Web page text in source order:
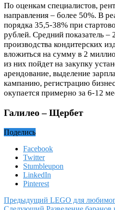
По оценкам специалистов,
направления – более 50%. В
порядка 35,5-38% при
рублей. Средний показатель –
производства кондитерских
вложиться на сумму в 2
из них пойдет на закупку
арендование, выделение
кампанию, регистрацию
окупается примерно за 6-12
Галилео – Щербет
Поделись
Facebook
Twitter
Stumbleupon
LinkedIn
Pinterest
Предыдущий LEGO для